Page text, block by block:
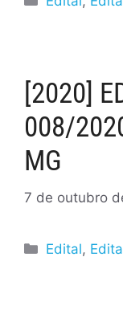
[2020]
008/
MG
7 de outubro
Edital,